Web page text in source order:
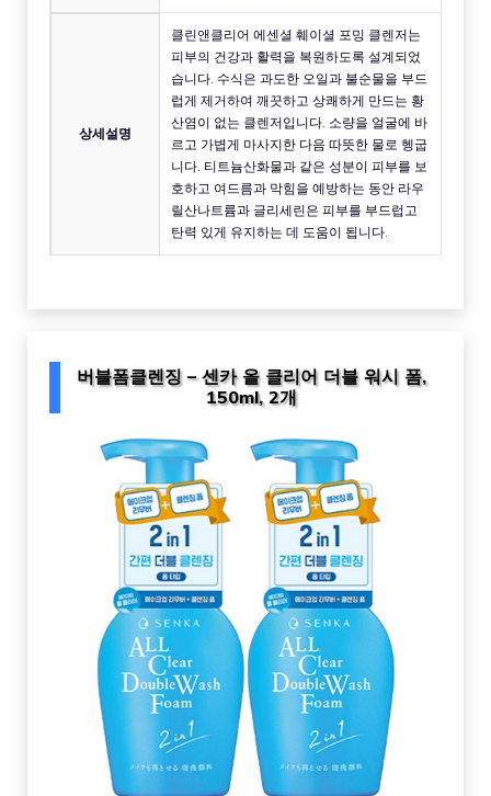
상세설명
클린앤클리어 에센셜 훼이셜 포밍 클렌저는
피부의 건강과 활력을 복원하도록 설계되었
습니다. 수식은 과도한 오일과 불순물을 부드
럽게 제거하여 깨끗하고 상쾌하게 만드는 황
산염이 없는 클렌저입니다. 소량을 얼굴에 바
르고 가볍게 마사지한 다음 따뜻한 물로 헹굽
니다. 티트늄산화물과 같은 성분이 피부를 보
호하고 여드름과 막힘을 예방하는 동안 라우
릴산나트륨과 글리세린은 피부를 부드럽고
탄력 있게 유지하는 데 도움이 됩니다.
버블폼클렌징 – 센카 올 클리어 더블 워시 폼,
150ml, 2개